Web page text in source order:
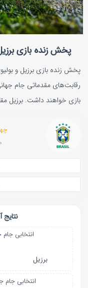
پخش زنده بازی برزیل
بازی خواهند داشت. برزیل
انتخابی
برزیل
انتخابی جام